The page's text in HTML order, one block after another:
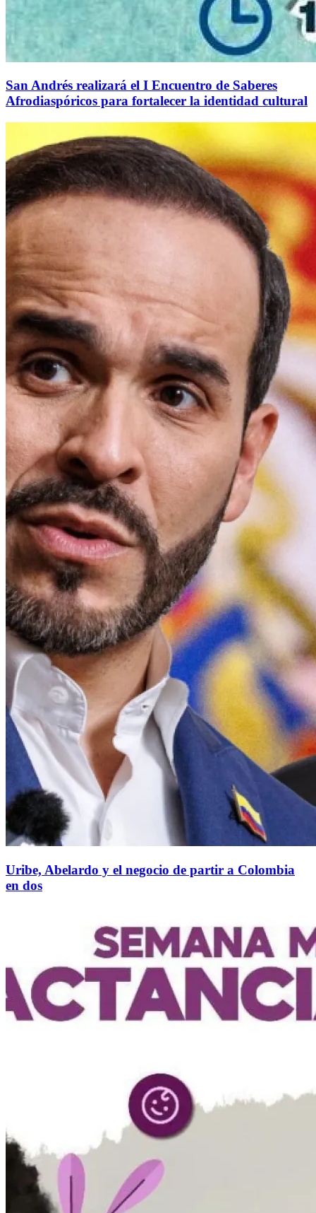
San Andrés realizará el I Encuentro de Saberes
Afrodiaspóricos para fortalecer la identidad cultural
Uribe, Abelardo y el negocio de partir a Colombia
en dos